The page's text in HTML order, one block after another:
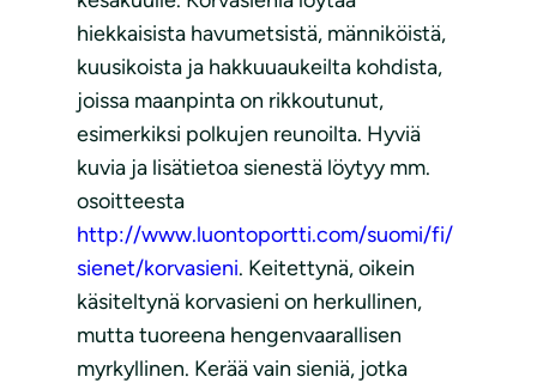
hiekkaisista havumetsistä, männiköistä,
kuusikoista ja hakkuuaukeilta kohdista,
joissa maanpinta on rikkoutunut,
esimerkiksi polkujen reunoilta. Hyviä
kuvia ja lisätietoa sienestä löytyy mm.
osoitteesta
http://www.luontoportti.com/suomi/fi/
sienet/korvasieni. Keitettynä, oikein
käsiteltynä korvasieni on herkullinen,
mutta tuoreena hengenvaarallisen
myrkyllinen. Kerää vain sieniä, jotka